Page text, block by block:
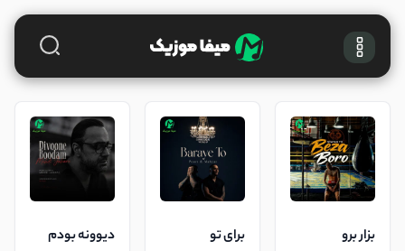
بزار برو برای تو دیوونه بودم